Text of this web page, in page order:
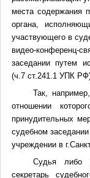
места содержания
органа,
участвующего в
видео-конференц-
заседании путем
(ч.7 ст.241.1 УПК
Так,
отношении
принудительных
судебном
учреждении в
Судья либо
секретарь